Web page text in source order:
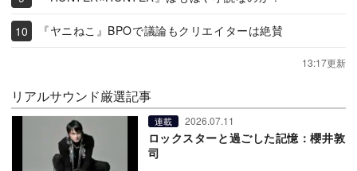
『ヤニねこ』BPOで議論もクリエイターは絶賛
13:17更新
リアルサウンド厳選記事
連載 2026.07.11
ロックスターと過ごした記憶：櫻井敦
司